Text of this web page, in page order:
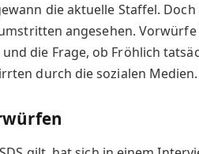
die aktuelle Staffel. Doch
angesehen.
die Frage, ob Fröhlich
durch die sozialen Medien.